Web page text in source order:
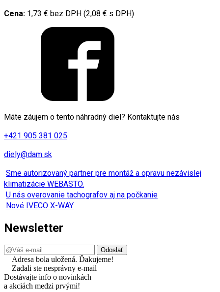
Cena: 1,73 € bez DPH (2,08 € s DPH)
Máte záujem o tento náhradný diel? Kontaktujte nás
+421 905 381 025
diely@dam.sk
Sme autorizovaný partner pre montáž a opravu nezávislej
klimatizácie WEBASTO.
U nás overovanie tachografov aj na počkanie
Nové IVECO X-WAY
Newsletter
Adresa bola uložená. Ďakujeme!
Zadali ste nesprávny e-mail
Dostávajte info o novinkách
a akciách medzi prvými!